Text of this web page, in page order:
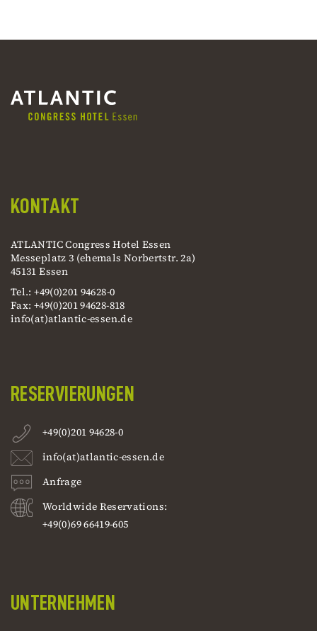
KONTAKT
ATLANTIC Congress Hotel Essen
Messeplatz 3 (ehemals Norbertstr. 2a)
45131 Essen
Tel.: +49(0)201 94628-0
Fax: +49(0)201 94628-818
info(at)atlantic-essen.de
RESERVIERUNGEN
+49(0)201 94628-0
info(at)atlantic-essen.de
Anfrage
Worldwide Reservations:
+49(0)69 66419-605
UNTERNEHMEN